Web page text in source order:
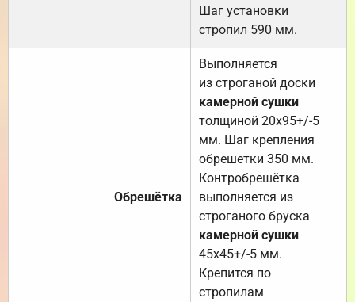
Шаг установки
стропил 590 мм.
Обрешётка
Выполняется
из строганой доски
камерной сушки
толщиной 20х95+/-5
мм. Шаг крепления
обрешетки 350 мм.
Контробрешётка
выполняется из
строганого бруска
камерной сушки
45х45+/-5 мм.
Крепится по
стропилам